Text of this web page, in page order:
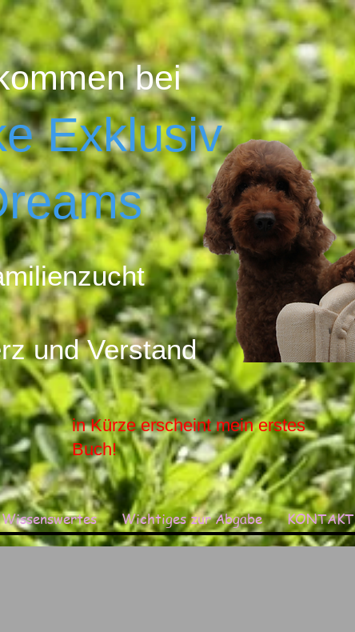
bei
Exklusiv
und Verstand
in Kürze erscheint mein erstes
Buch!
Wissenswertes Wichtiges zur Abgabe KONTAKT